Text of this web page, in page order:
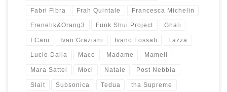
Fabri Fibra Frah Quintale Francesca Michelin
Frenetik&Orang3 Funk Shui Project Ghali
I Cani Ivan Graziani Ivano Fossati Lazza
Lucio Dalla Mace Madame Mameli
Mara Sattei Moci Natale Post Nebbia
Slait Subsonica Tedua tha Supreme